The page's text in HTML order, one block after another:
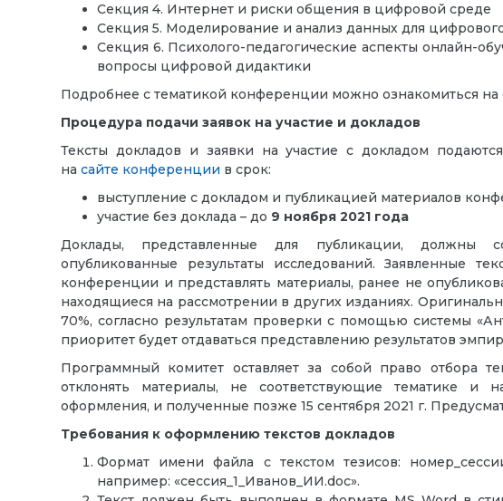
Секция 4. Интернет и риски общения в цифровой среде
Секция 5. Моделирование и анализ данных для
Секция 6. Психолого-педагогические аспекты онлайн-
вопросы цифровой дидактики
Подробнее с тематикой конференции можно ознакомиться на
Процедура подачи заявок на участие и докладов
Тексты докладов и заявки на участие с докладом
на сайте конференции в срок:
выступление с докладом и публикацией материалов
участие без доклада – до 9 ноября 2021 года
Доклады, представленные для публикации, должны
опубликованные результаты исследований.Заявленные
конференции и представлять материалы, ранее не
находящиеся на рассмотрении в других изданиях.
70%, согласно результатам проверки с помощью системы
приоритет будет отдаваться представлению результатов
Программный комитет оставляет за собой право отбора
отклонять материалы, не соответствующие тематике и
оформления, и полученные позже 15 сентября 2021 г.
Требования к оформлению текстов докладов
Формат имени файла с текстом тезисов:
например: «сессия_1_Иванов_ИИ.doc».